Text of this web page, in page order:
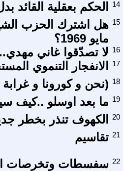
الحكم بعقلية القائد 14
هل اشترك الحزب
مايو 1969؟
15
لا تصدّقوا غاني 16
الانفجار التنموي 17
(نحن و كورونا و 18
ما بعد اوسلو ..كيف 19
الكهوف تنذر بخطر 20
تقاسيم 21
سفسطات وتخرصات 22